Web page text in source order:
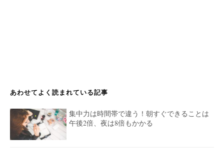
あわせてよく読まれている記事
集中力は時間帯で違う！朝すぐできることは
午後2倍、夜は8倍もかかる